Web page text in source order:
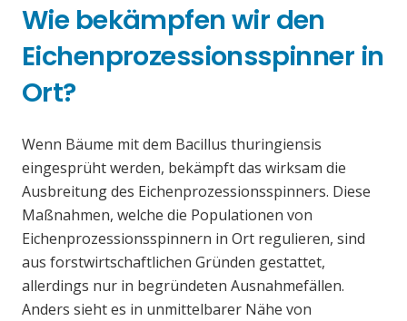
Wie bekämpfen wir den
Eichenprozessionsspinner in
Ort?
Wenn Bäume mit dem Bacillus thuringiensis
eingesprüht werden, bekämpft das wirksam die
Ausbreitung des Eichenprozessionsspinners. Diese
Maßnahmen, welche die Populationen von
Eichenprozessionsspinnern in Ort regulieren, sind
aus forstwirtschaftlichen Gründen gestattet,
allerdings nur in begründeten Ausnahmefällen.
Anders sieht es in unmittelbarer Nähe von